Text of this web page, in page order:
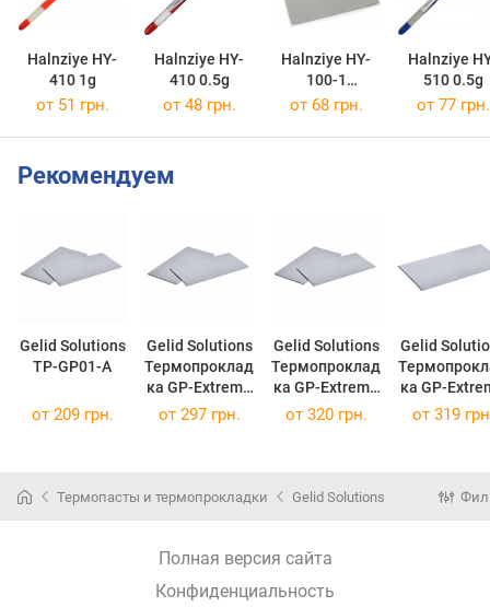
Halnziye HY-
410 1g
Halnziye HY-
410 0.5g
Halnziye HY-
100-1
30x30x0.5mm
Halnziye
510 0.5g
от 51 грн. от 48 грн. от 68 грн. от 77 грн.
Рекомендуем
Gelid Solutions
TP-GP01-A
Gelid Solutions
Термопроклад
ка GP-Extreme
80x40x1.0 mm
Gelid Solutions
Термопроклад
ка GP-Extreme
80x40x1.5 mm
Gelid
ка GP-Extreme
80x40x2.0
от 209 грн. от 297 грн. от 320 грн. от 319
Термопасты и термопрокладки Gelid Solutions
Полная версия сайта
Конфиденциальность